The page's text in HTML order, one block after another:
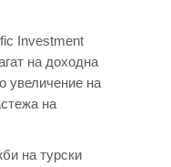
Investment
на доходна
увеличение на
на
на турски